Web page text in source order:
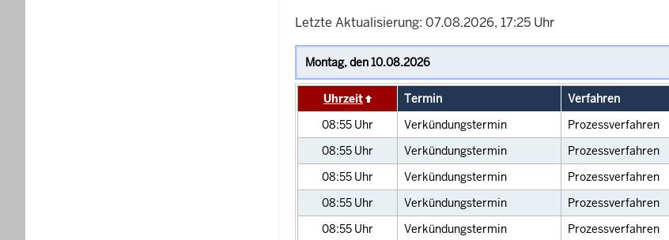
Letzte Aktualisierung: 07.08.2026, 17:25 Uhr
Uhrzeit Termin Verfahren
08:55 Uhr Verkündungstermin Prozessverfahren
08:55 Uhr Verkündungstermin Prozessverfahren
08:55 Uhr Verkündungstermin Prozessverfahren
08:55 Uhr Verkündungstermin Prozessverfahren
08:55 Uhr Verkündungstermin Prozessverfahren